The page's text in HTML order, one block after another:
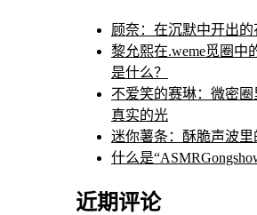
顾奈：在沉默中开出的
黎允熙在.weme觅圈中
是什么？
不爱笑的赛琳：微密
真实的光
迷你薯条：酥脆声波里
什么是
近期评论